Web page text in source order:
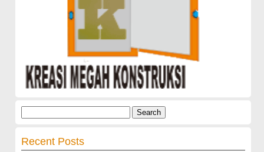
for:
Recent Posts